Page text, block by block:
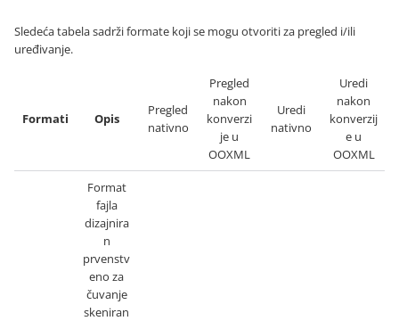
Sledeća tabela sadrži formate koji se mogu otvoriti za pregled i/ili
uređivanje.
Formati Opis
Pregled
nativno
Pregled
nakon
konverzi
je u
OOXML
Uredi
nativno
Uredi
nakon
konverzij
e u
OOXML
Format
fajla
dizajnira
n
prvenstv
eno za
čuvanje
skeniran